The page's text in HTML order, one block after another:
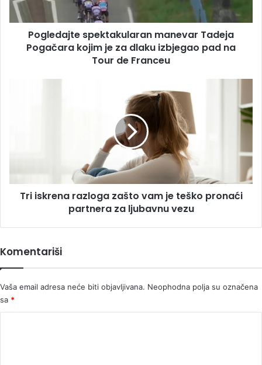
za
dlaku
izbjegaoPogledajte spektakularan manevar Tadeja
Pogačara kojim je za dlaku izbjegao pad na
Tour de Franceu
partnera
Tri iskrena razloga zašto vam je teško pronaći
partnera za ljubavnu vezu
Komentariši
Vaša email adresa neće biti objavljivana. Neophodna polja su označena
sa *